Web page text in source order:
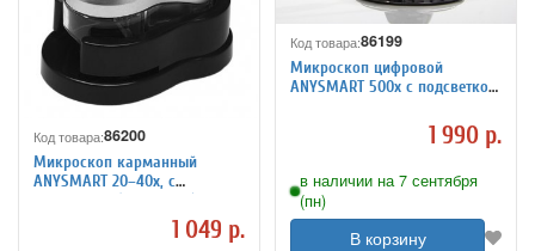
Код товара:86200
Микроскоп карманный
ANYSMART 20–40x, с
подсветкой (MG10081-8)
1 049 р.
Код товара:86199
Микроскоп цифровой
ANYSMART 500х с подсветкой
1 990 р.
в наличии на 7 сентября
(пн)
В корзину